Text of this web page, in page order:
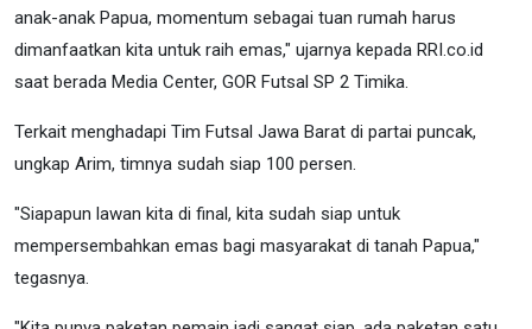
anak-anak Papua, momentum sebagai tuan rumah harus
dimanfaatkan kita untuk raih emas," ujarnya kepada RRI.co.id
saat berada Media Center, GOR Futsal SP 2 Timika.
Terkait menghadapi Tim Futsal Jawa Barat di partai puncak,
ungkap Arim, timnya sudah siap 100 persen.
"Siapapun lawan kita di final, kita sudah siap untuk
mempersembahkan emas bagi masyarakat di tanah Papua,"
tegasnya.